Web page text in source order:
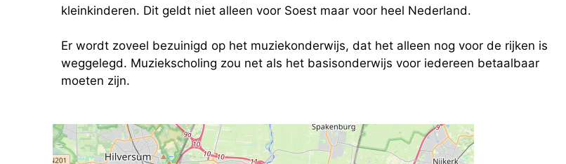
kleinkinderen. Dit geldt niet alleen voor Soest maar voor heel Nederland.
Er wordt zoveel bezuinigd op het muziekonderwijs, dat het alleen nog voor de rijken is
weggelegd. Muziekscholing zou net als het basisonderwijs voor iedereen betaalbaar
moeten zijn.